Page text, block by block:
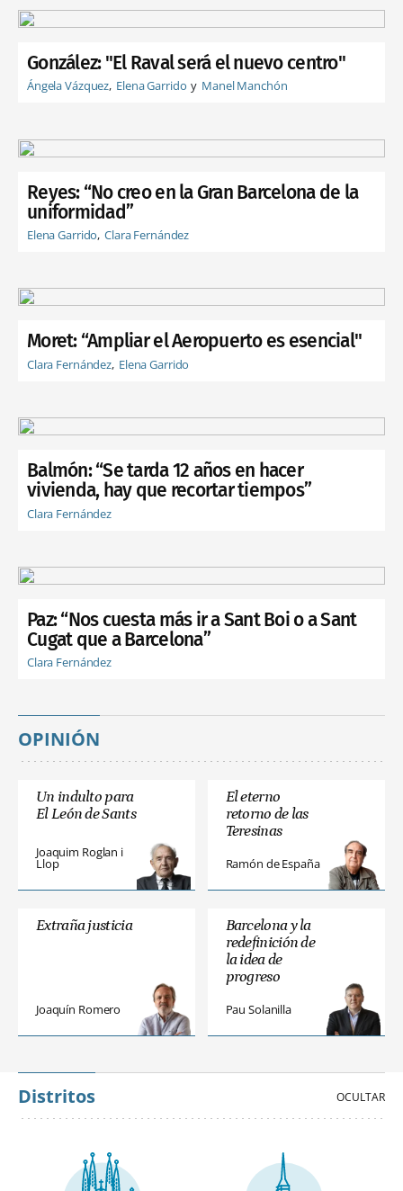
González: "El Raval será el nuevo centro"
Ángela Vázquez Elena Garrido Manel Manchón
Reyes: “No creo en la Gran Barcelona de la
uniformidad”
Elena Garrido Clara Fernández
Moret: “Ampliar el Aeropuerto es esencial"
Clara Fernández Elena Garrido
Balmón: “Se tarda 12 años en hacer
vivienda, hay que recortar tiempos”
Clara Fernández
Paz: “Nos cuesta más ir a Sant Boi o a Sant
Cugat que a Barcelona”
Clara Fernández
OPINIÓN
Un indulto para
El León de Sants
Joaquim Roglan i
Llop
El eterno
retorno de las
Teresinas
Ramón de España
Extraña justicia
Joaquín Romero
Barcelona y la
redefinición de
la idea de
progreso
Pau Solanilla
Distritos